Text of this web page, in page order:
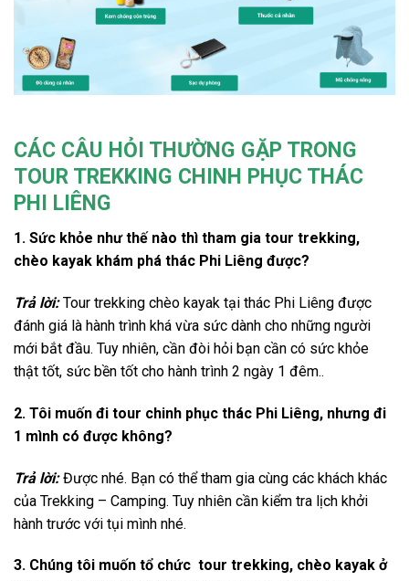
CÁC CÂU HỎI THƯỜNG GẶP TRONG
TOUR TREKKING CHINH PHỤC THÁC
PHI LIÊNG
1. Sức khỏe như thế nào thì tham gia tour trekking,
chèo kayak khám phá thác Phi Liêng được?
Trả lời:Tour trekking chèo kayak tại thác Phi Liêng được
đánh giá là hành trình khá vừa sức dành cho những người
mới bắt đầu. Tuy nhiên, cần đòi hỏi bạn cần có sức khỏe
thật tốt, sức bền tốt cho hành trình 2 ngày 1 đêm..
2. Tôi muốn đi tour chinh phục thác Phi Liêng, nhưng đi
1 mình có được không?
Trả lời: Được nhé. Bạn có thể tham gia cùng các khách khác
của Trekking – Camping. Tuy nhiên cần kiểm tra lịch khởi
hành trước với tụi mình nhé.
3. Chúng tôi muốn tổ chức tour trekking, chèo kayak ở